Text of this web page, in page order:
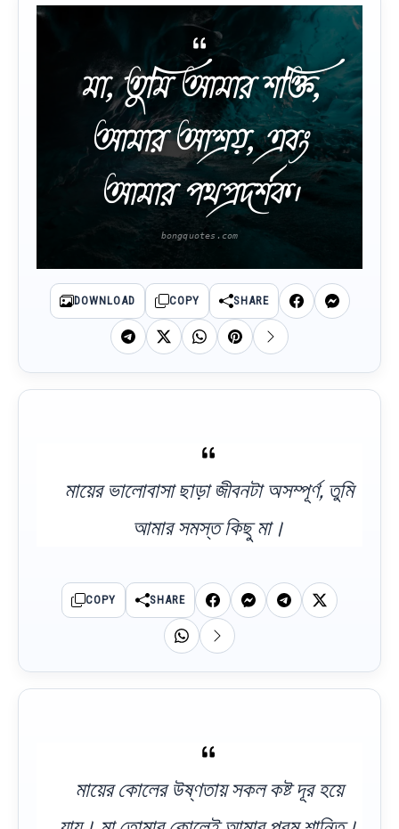
মা, তুমি আমার শক্তি,
আমার আশ্রয়, এবং
আমার পথপ্রদর্শক।
DOWNLOAD COPY SHARE
মায়ের ভালোবাসা ছাড়া জীবনটা অসম্পূর্ণ, তুমি
আমার সমস্ত কিছু মা।
COPY SHARE
মায়ের কোলের উষ্ণতায় সকল কষ্ট দূর হয়ে